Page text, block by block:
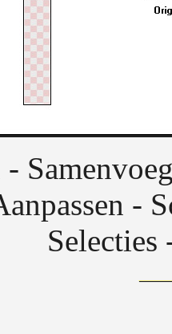
-
Selecties